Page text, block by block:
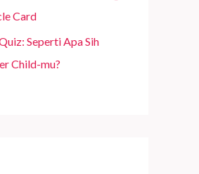
Card
Seperti Apa Sih
Child-mu?